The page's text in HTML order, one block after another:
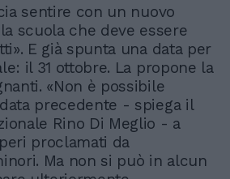
sentire con un nuovo
scuola che deve essere
E già spunta una data per
il 31 ottobre. La propone la
«Non è possibile
precedente - spiega il
Rino Di Meglio - a
proclamati da
Ma non si può in alcun